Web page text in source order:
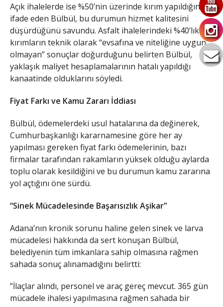
​Açık ihalelerde ise %50’nin üzerinde kırım yapıldığını
ifade eden Bülbül, bu durumun hizmet kalitesini
düşürdüğünü savundu. Asfalt ihalelerindeki %40’lık
kırımların teknik olarak “evsafına ve niteliğine uygun
olmayan” sonuçlar doğurduğunu belirten Bülbül,
yaklaşık maliyet hesaplamalarının hatalı yapıldığı
kanaatinde olduklarını söyledi.
Fiyat Farkı ve Kamu Zararı İddiası
​Bülbül, ödemelerdeki usul hatalarına da değinerek,
Cumhurbaşkanlığı kararnamesine göre her ay
yapılması gereken fiyat farkı ödemelerinin, bazı
firmalar tarafından rakamların yüksek olduğu aylarda
toplu olarak kesildiğini ve bu durumun kamu zararına
yol açtığını öne sürdü.
“Sinek Mücadelesinde Başarısızlık Aşikar”
​Adana’nın kronik sorunu haline gelen sinek ve larva
mücadelesi hakkında da sert konuşan Bülbül,
belediyenin tüm imkanlara sahip olmasına rağmen
sahada sonuç alınamadığını belirtti:
​”İlaçlar alındı, personel ve araç gereç mevcut. 365 gün
mücadele ihalesi yapılmasına rağmen sahada bir